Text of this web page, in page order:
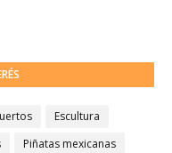
Escultura
Piñatas mexicanas